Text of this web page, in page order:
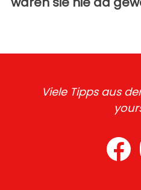
Viele Tipps aus